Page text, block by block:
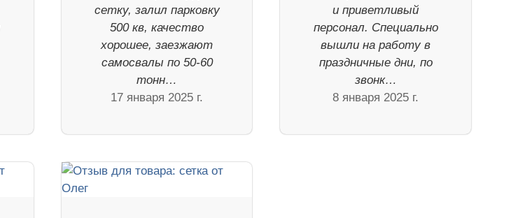
сетку, залил парковку
500 кв, качество
хорошее, заезжают
самосвалы по 50-60
тонн…
17 января 2025 г.
и приветливый
персонал. Специально
вышли на работу в
праздничные дни, по
звонк…
8 января 2025 г.